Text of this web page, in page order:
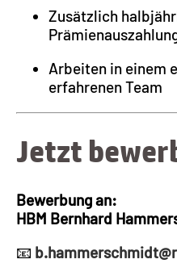
Zusätzlich
Arbeiten in einem
erfahrenen Team
Jetzt
Bewerbung an:
HBM Bernhard
📧